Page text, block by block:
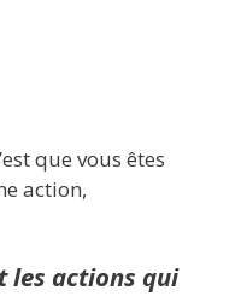
que vous êtes
action,
les actions qui